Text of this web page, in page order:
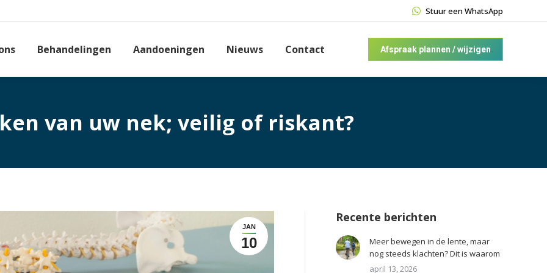
Stuur een WhatsApp
Behandelingen Aandoeningen Nieuws Contact Afspraak plannen / wijzigen
van uw nek; veilig of riskant?
JAN
10
Recente berichten
Meer bewegen in de lente, maar
nog steeds klachten? Dit is waarom
april 13, 2026